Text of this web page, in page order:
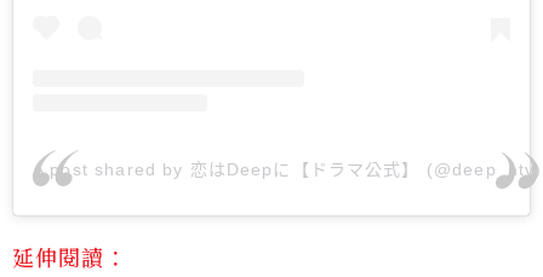
A post shared by 恋はDeepに【ドラマ公式】 (@deep_ntv)
延伸閱讀：